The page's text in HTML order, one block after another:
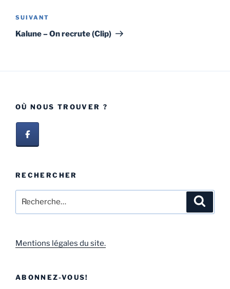
SUIVANT
Kalune – On recrute (Clip)
OÙ NOUS TROUVER ?
RECHERCHER
Mentions légales du site.
ABONNEZ-VOUS!